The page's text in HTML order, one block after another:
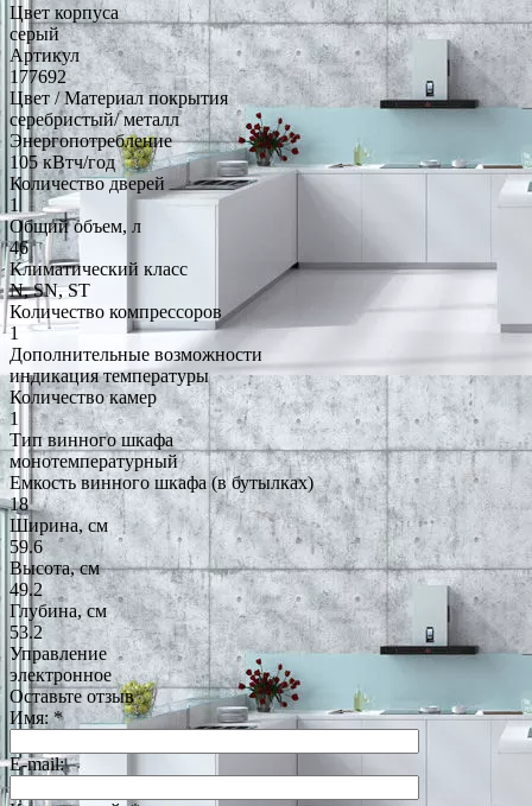
Цвет корпуса
серый
Артикул
177692
Цвет / Материал покрытия
серебристый/ металл
Энергопотребление
105 кВтч/год
Количество дверей
1
Общий объем, л
46
Климатический класс
N, SN, ST
Количество компрессоров
1
Дополнительные возможности
индикация температуры
Количество камер
1
Тип винного шкафа
монотемпературный
Емкость винного шкафа (в бутылках)
18
Ширина, см
59.6
Высота, см
49.2
Глубина, см
53.2
Управление
электронное
Оставьте отзыв
Имя:*
E-mail: